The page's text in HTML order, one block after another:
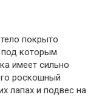
покрыто
которым
имеет сильно
роскошный
лапах и подвес на